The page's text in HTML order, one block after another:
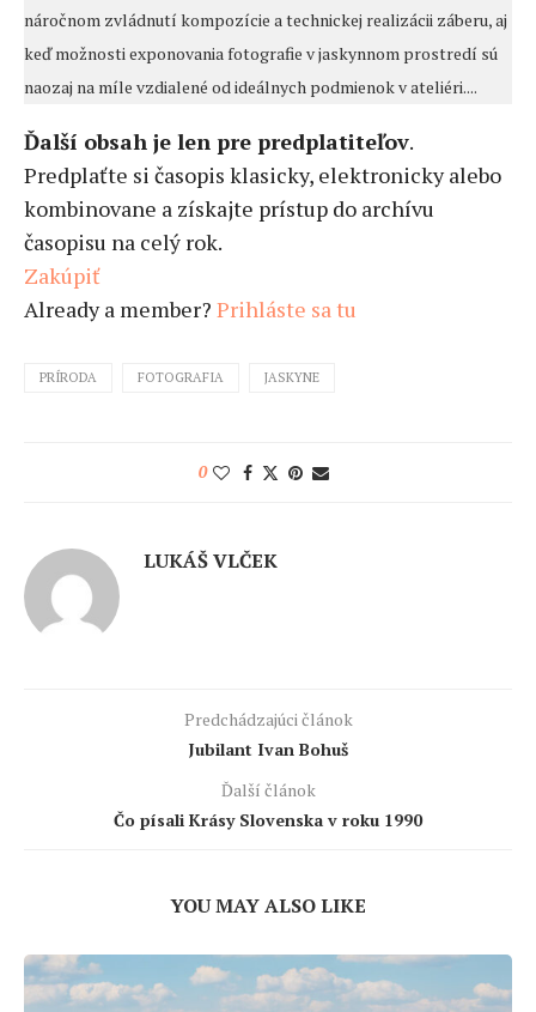
náročnom zvládnutí kompozície a technickej realizácii záberu, aj
keď možnosti exponovania fotografie v jaskynnom prostredí sú
naozaj na míle vzdialené od ideálnych podmienok v ateliéri....
Ďalší obsah je len pre predplatiteľov.
Predplaťte si časopis klasicky, elektronicky alebo
kombinovane a získajte prístup do archívu
časopisu na celý rok.
Zakúpiť
Already a member? Prihláste sa tu
PRÍRODA FOTOGRAFIA JASKYNE
0
LUKÁŠ VLČEK
Predchádzajúci článok
Jubilant Ivan Bohuš
Ďalší článok
Čo písali Krásy Slovenska v roku 1990
YOU MAY ALSO LIKE